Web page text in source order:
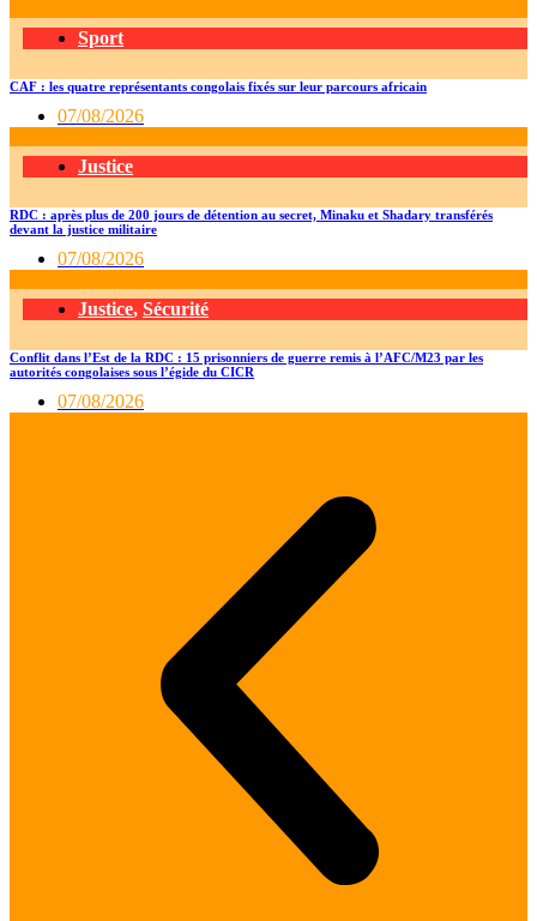
Sport
CAF : les quatre représentants congolais fixés sur leur parcours africain
07/08/2026
Justice
RDC : après plus de 200 jours de détention au secret, Minaku et Shadary transférés
devant la justice militaire
07/08/2026
Justice, Sécurité
Conflit dans l’Est de la RDC : 15 prisonniers de guerre remis à l’AFC/M23 par les
autorités congolaises sous l’égide du CICR
07/08/2026